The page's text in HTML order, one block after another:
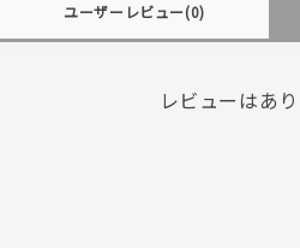
ユーザーレビュー(0)
レビューはあり